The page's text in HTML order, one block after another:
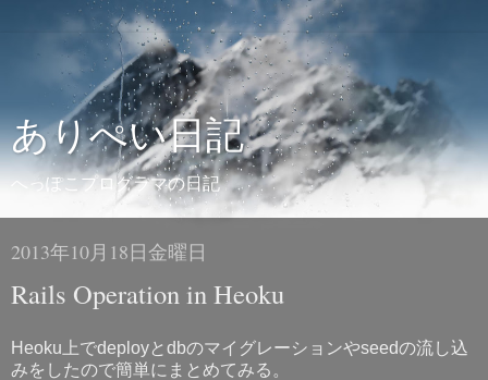
ありぺい日記
へっぽこプログラマの日記
2013年10月18日金曜日
Rails Operation in Heoku
Heoku上でdeployとdbのマイグレーションやseedの流し込
みをしたので簡単にまとめてみる。